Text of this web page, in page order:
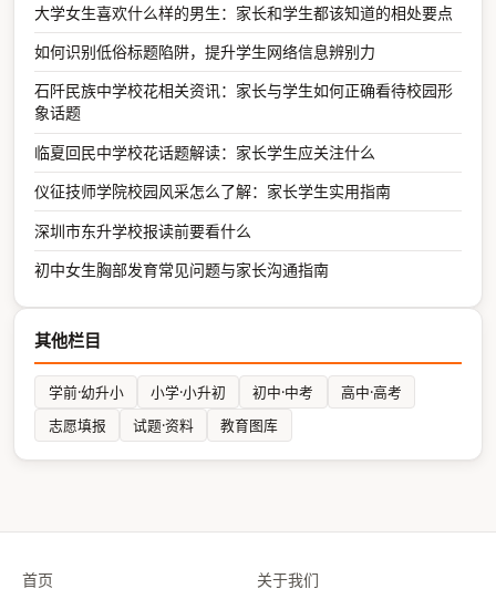
大学女生喜欢什么样的男生：家长和学生都该知道的相处要点
如何识别低俗标题陷阱，提升学生网络信息辨别力
石阡民族中学校花相关资讯：家长与学生如何正确看待校园形
象话题
临夏回民中学校花话题解读：家长学生应关注什么
仪征技师学院校园风采怎么了解：家长学生实用指南
深圳市东升学校报读前要看什么
初中女生胸部发育常见问题与家长沟通指南
其他栏目
学前·幼升小 小学·小升初 初中·中考
高中·高考
志愿填报
试题·资料 教育图库
首页 关于我们